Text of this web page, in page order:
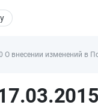
внесении изменений в